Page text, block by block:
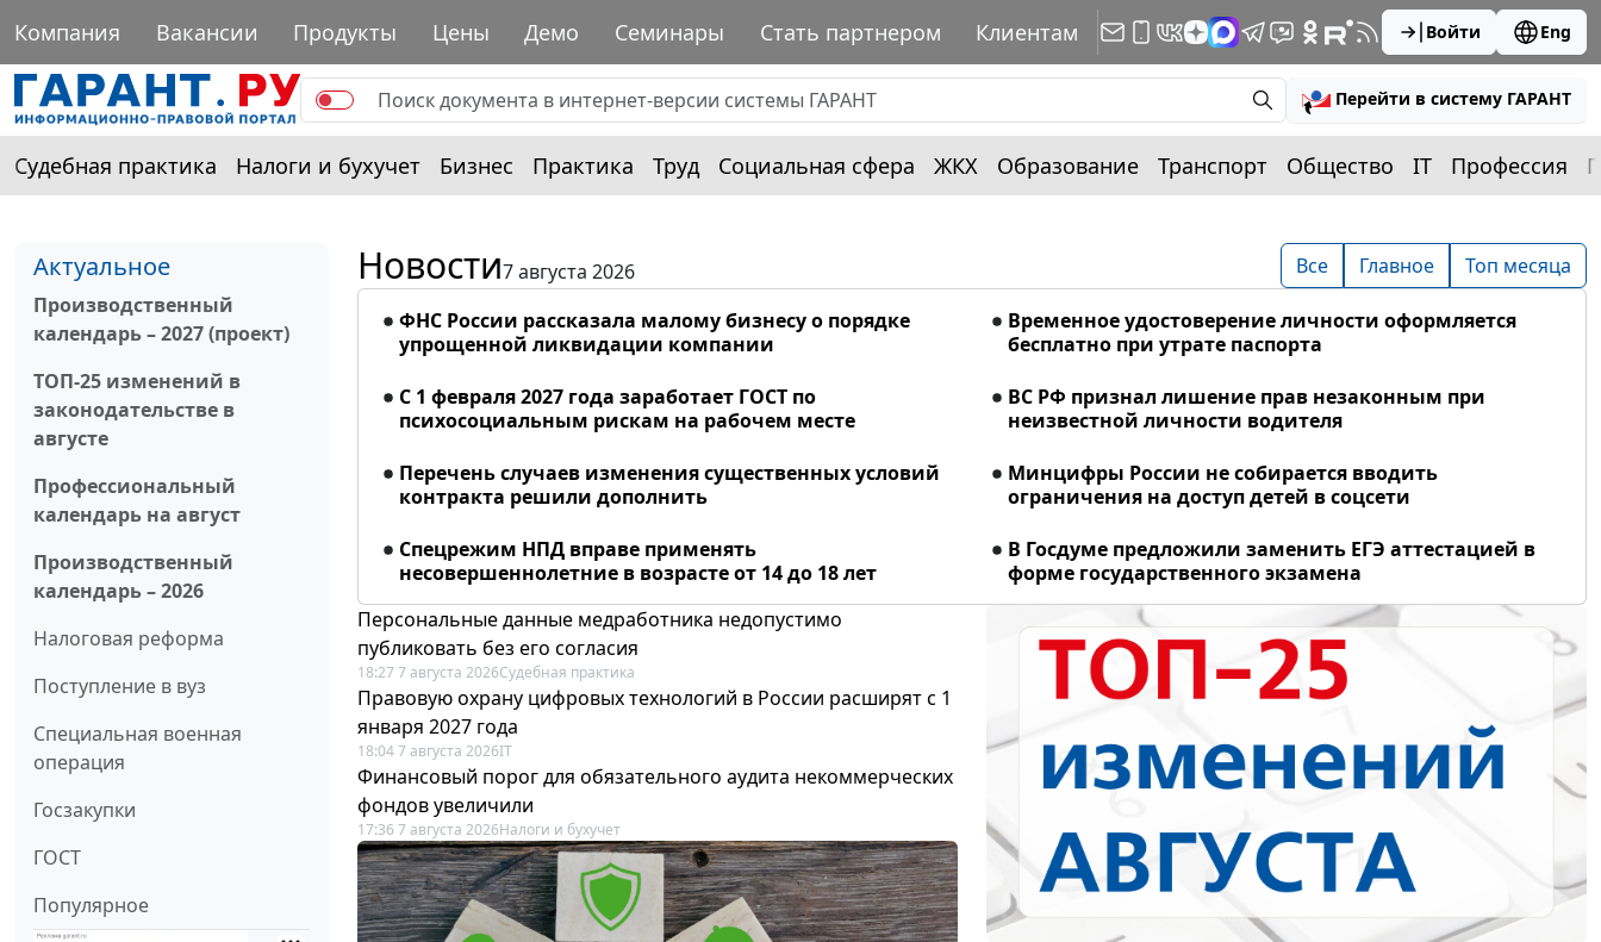
Компания Вакансии Продукты Цены Демо Семинары Стать партнером Клиентам Войти Eng
Перейти в систему ГАРАНТ
Судебная практика Налоги и бухучет Бизнес Практика Труд Социальная сфера ЖКХ Образование Транспорт Общество IT Профессия
Актуальное
Производственный
календарь – 2027 (проект)
ТОП-25 изменений в
законодательстве в
августе
Профессиональный
календарь на август
Производственный
календарь – 2026
Налоговая реформа
Поступление в вуз
Специальная военная
операция
Госзакупки
ГОСТ
Популярное
Новости7 августа 2026 Все Главное Топ месяца
ФНС России рассказала малому бизнесу о порядке
упрощенной ликвидации компании
Временное удостоверение личности оформляется
бесплатно при утрате паспорта
С 1 февраля 2027 года заработает ГОСТ по
психосоциальным рискам на рабочем месте
ВС РФ признал лишение прав незаконным при
неизвестной личности водителя
Перечень случаев изменения существенных условий
контракта решили дополнить
Минцифры России не собирается вводить
ограничения на доступ детей в соцсети
Спецрежим НПД вправе применять
несовершеннолетние в возрасте от 14 до 18 лет
В Госдуме предложили заменить ЕГЭ аттестацией в
форме государственного экзамена
Персональные данные медработника недопустимо
публиковать без его согласия
18:27 7 августа 2026Судебная практика
Правовую охрану цифровых технологий в России расширят с 1
января 2027 года
18:04 7 августа 2026IT
Финансовый порог для обязательного аудита некоммерческих
фондов увеличили
17:36 7 августа 2026Налоги и бухучет